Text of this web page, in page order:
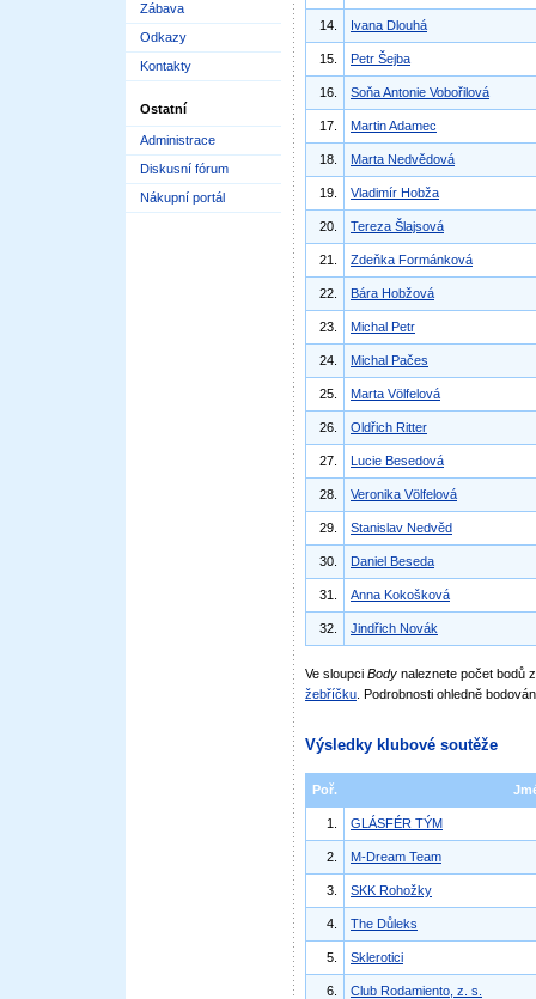
Zábava
Odkazy
Kontakty
Ostatní
Administrace
Diskusní fórum
Nákupní portál
14. Ivana Dlouhá
15. Petr Šejba
16. Soňa Antonie Vobořilová
17. Martin Adamec
18. Marta Nedvědová
19. Vladimír Hobža
20. Tereza Šlajsová
21. Zdeňka Formánková
22. Bára Hobžová
23. Michal Petr
24. Michal Pačes
25. Marta Völfelová
26. Oldřich Ritter
27. Lucie Besedová
28. Veronika Völfelová
29. Stanislav Nedvěd
30. Daniel Beseda
31. Anna Kokošková
32. Jindřich Novák
Ve sloupci Body naleznete počet bodů
žebříčku . Podrobnosti ohledně
Výsledky klubové soutěže
Poř.
1. GLÁSFÉR TÝM
2. M-Dream Team
3. SKK Rohožky
4. The Důleks
5. Sklerotici
6. Club Rodamiento, z. s.